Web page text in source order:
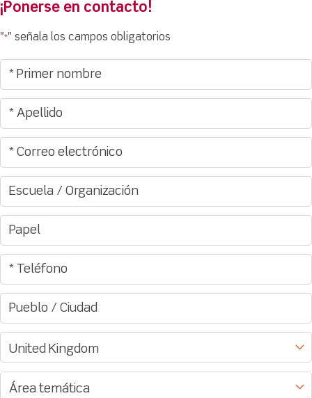
¡Ponerse en contacto!
"*" señala los campos obligatorios